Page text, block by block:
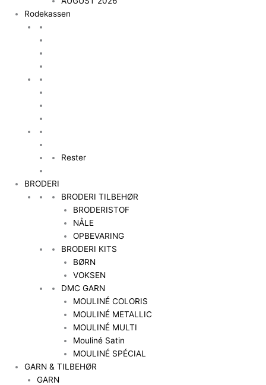
Rodekassen
Rester
BRODERI
BRODERI TILBEHØR
BRODERISTOF
NÅLE
OPBEVARING
BRODERI KITS
BØRN
VOKSEN
DMC GARN
MOULINÉ COLORIS
MOULINÉ METALLIC
MOULINÉ MULTI
Mouliné Satin
MOULINÉ SPÉCIAL
GARN & TILBEHØR
GARN